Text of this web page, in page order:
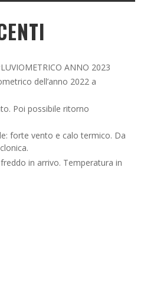
ANNO 2023
dell’anno 2022 a
Poi possibile ritorno
forte vento e calo termico. Da
in arrivo. Temperatura in